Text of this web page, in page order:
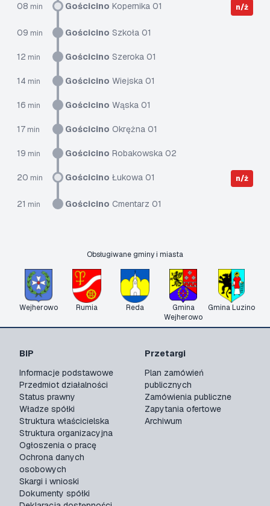
08 min Gościcino Kopernika 01 n/ż
09 min Gościcino Szkoła 01
12 min Gościcino Szeroka 01
14 min Gościcino Wiejska 01
16 min Gościcino Wąska 01
17 min Gościcino Okrężna 01
19 min Gościcino Robakowska 02
20 min Gościcino Łukowa 01 n/ż
21 min Gościcino Cmentarz 01
Obsługiwane gminy i miasta
Wejherowo Rumia Reda
Gmina
Wejherowo
Gmina Luzino
BIP
Informacje podstawowe
Przedmiot działalności
Status prawny
Władze spółki
Struktura właścicielska
Struktura organizacyjna
Ogłoszenia o pracę
Ochrona danych
osobowych
Skargi i wnioski
Dokumenty spółki
Przetargi
Plan zamówień
publicznych
Zamówienia publiczne
Zapytania ofertowe
Archiwum